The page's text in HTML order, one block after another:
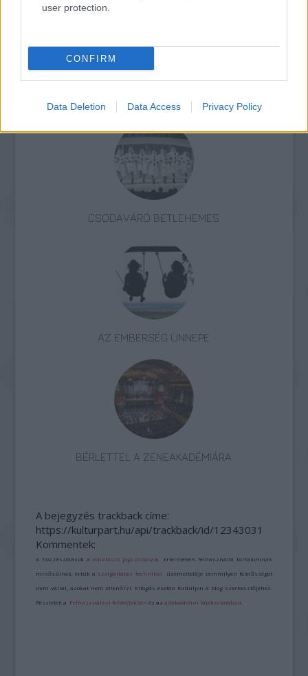
user protection.
CONFIRM
Data Deletion Data Access Privacy Policy
CSODAVÁRÓ BETLEHEMES
AZ EMBERSÉG ÜNNEPE
BÉRLETTEL A ZENEAKADÉMIÁRA
A bejegyzés trackback címe:
https://kulturpart.hu/api/trackback/id/12343031
Kommentek:
A hozzászólások avonatkozó jogszabályok értelmében felhasználói tartalomnak
minősülnek, értük a szolgáltatás technikai üzemeltetője semmilyen felelősséget
nem vállal, azokat nem ellenőrzi. Kifogás esetén forduljon a blog szerkesztőjéhez.
Részletek a Felhasználási feltételekben és azadatvédelmi tájékoztatóban